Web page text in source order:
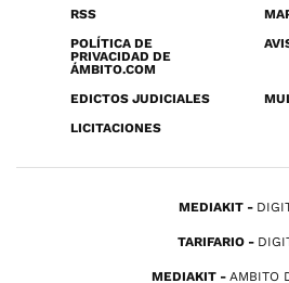
RSS
POLÍTICA DE
PRIVACIDAD DE
ÁMBITO.COM
EDICTOS JUDICIALES
LICITACIONES
MEDIAKIT
TARIFARIO
MEDIAKIT AMBITO